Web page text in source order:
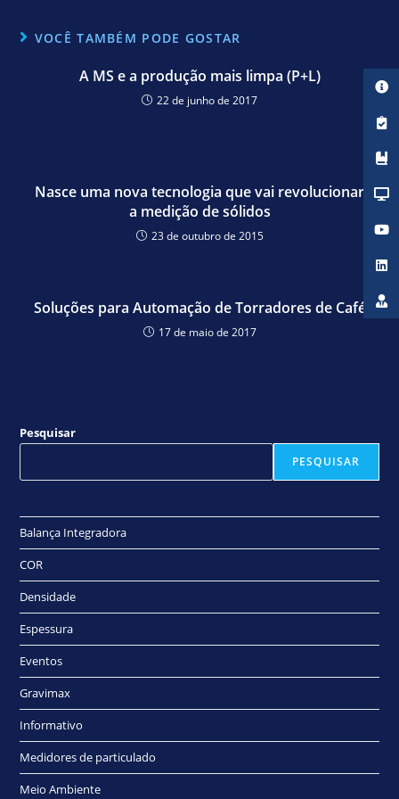
VOCÊ TAMBÉM PODE GOSTAR
A MS e a produção mais limpa (P+L)
22 de junho de 2017
Nasce uma nova tecnologia que vai revolucionar
a medição de sólidos
23 de outubro de 2015
Soluções para Automação de Torradores de Café
17 de maio de 2017
Pesquisar
PESQUISAR
Balança Integradora
COR
Densidade
Espessura
Eventos
Gravimax
Informativo
Medidores de particulado
Meio Ambiente